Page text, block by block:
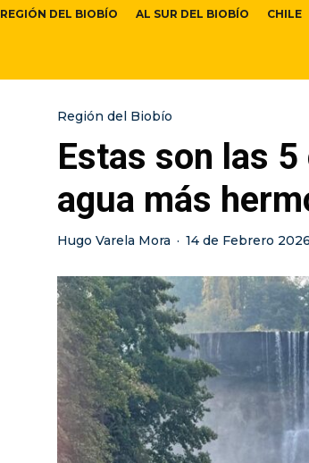
REGIÓN DEL BIOBÍO AL SUR DEL BIOBÍO CHILE
Región del Biobío
Estas son las
agua más
Hugo Varela Mora · 14 de Febrero 2026